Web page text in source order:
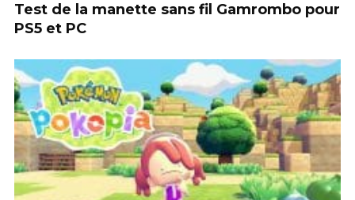
Test de la manette sans fil Gamrombo pour
PS5 et PC